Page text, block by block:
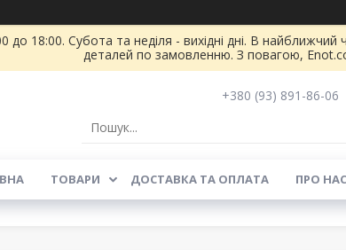
до 18:00. Субота та неділя - вихідні дні. В
деталей по замовленню. З повагою,
+380 (93) 891-86-06
ТОВАРИ ДОСТАВКА ТА ОПЛАТА ПРО НАС